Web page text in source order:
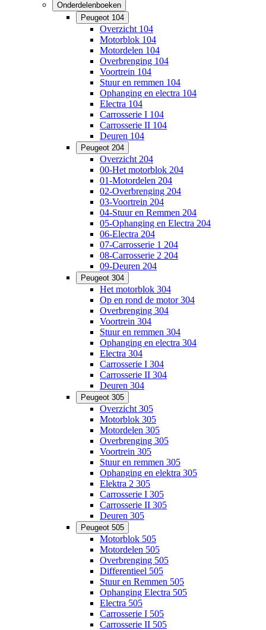
Onderdelenboeken
Peugeot 104
Overzicht 104
Motorblok 104
Motordelen 104
Overbrenging 104
Voortrein 104
Stuur en remmen 104
Ophanging en electra 104
Electra 104
Carrosserie I 104
Carrosserie II 104
Deuren 104
Peugeot 204
Overzicht 204
00-Het motorblok 204
01-Motordelen 204
02-Overbrenging 204
03-Voortrein 204
04-Stuur en Remmen 204
05-Ophanging en Electra 204
06-Electra 204
07-Carrosserie 1 204
08-Carrosserie 2 204
09-Deuren 204
Peugeot 304
Het motorblok 304
Op en rond de motor 304
Overbrenging 304
Voortrein 304
Stuur en remmen 304
Ophanging en electra 304
Electra 304
Carrosserie I 304
Carrosserie II 304
Deuren 304
Peugeot 305
Overzicht 305
Motorblok 305
Motordelen 305
Overbrenging 305
Voortrein 305
Stuur en remmen 305
Ophanging en elektra 305
Elektra 2 305
Carrosserie I 305
Carrosserie II 305
Deuren 305
Peugeot 505
Motorblok 505
Motordelen 505
Overbrenging 505
Differentieel 505
Stuur en Remmen 505
Ophanging Electra 505
Electra 505
Carrosserie I 505
Carrosserie II 505